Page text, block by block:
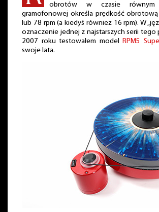
obrotów w czasie równym
gramofonowej określa prędkość
lub 78 rpm (a kiedyś również 16 rpm). W
oznaczenie jednej z najstarszych serii
2007 roku testowałem model RPM5
swoje lata.